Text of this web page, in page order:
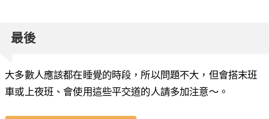
最後
大多數人應該都在睡覺的時段，所以問題不大，但會搭末班
車或上夜班、會使用這些平交道的人請多加注意～。